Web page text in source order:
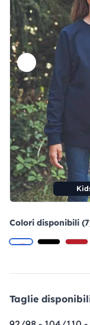
Colori disponibili
Taglie